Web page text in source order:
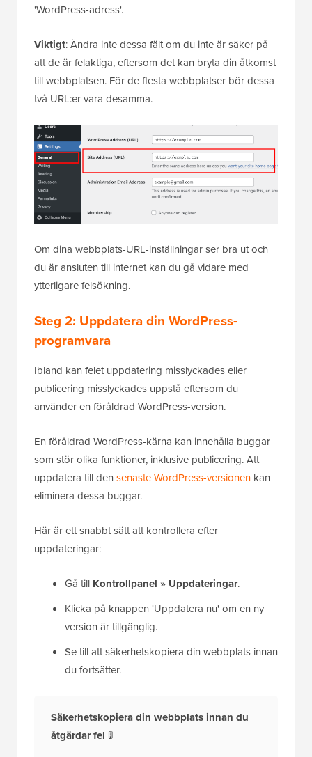
'WordPress-adress'.
Viktigt: Ändra inte dessa fält om du inte är säker på
att de är felaktiga, eftersom det kan bryta din åtkomst
till webbplatsen. För de flesta webbplatser bör dessa
två URL:er vara desamma.
Om dina webbplats-URL-inställningar ser bra ut och
du är ansluten till internet kan du gå vidare med
ytterligare felsökning.
Steg 2: Uppdatera din WordPress-
programvara
Ibland kan felet uppdatering misslyckades eller
publicering misslyckades uppstå eftersom du
använder en föråldrad WordPress-version.
En föråldrad WordPress-kärna kan innehålla buggar
som stör olika funktioner, inklusive publicering. Att
uppdatera till den senaste WordPress-versionen kan
eliminera dessa buggar.
Här är ett snabbt sätt att kontrollera efter
uppdateringar:
Gå till Kontrollpanel » Uppdateringar.
Klicka på knappen 'Uppdatera nu' om en ny
version är tillgänglig.
Se till att säkerhetskopiera din webbplats innan
du fortsätter.
Säkerhetskopiera din webbplats innan du
åtgärdar fel 🚦